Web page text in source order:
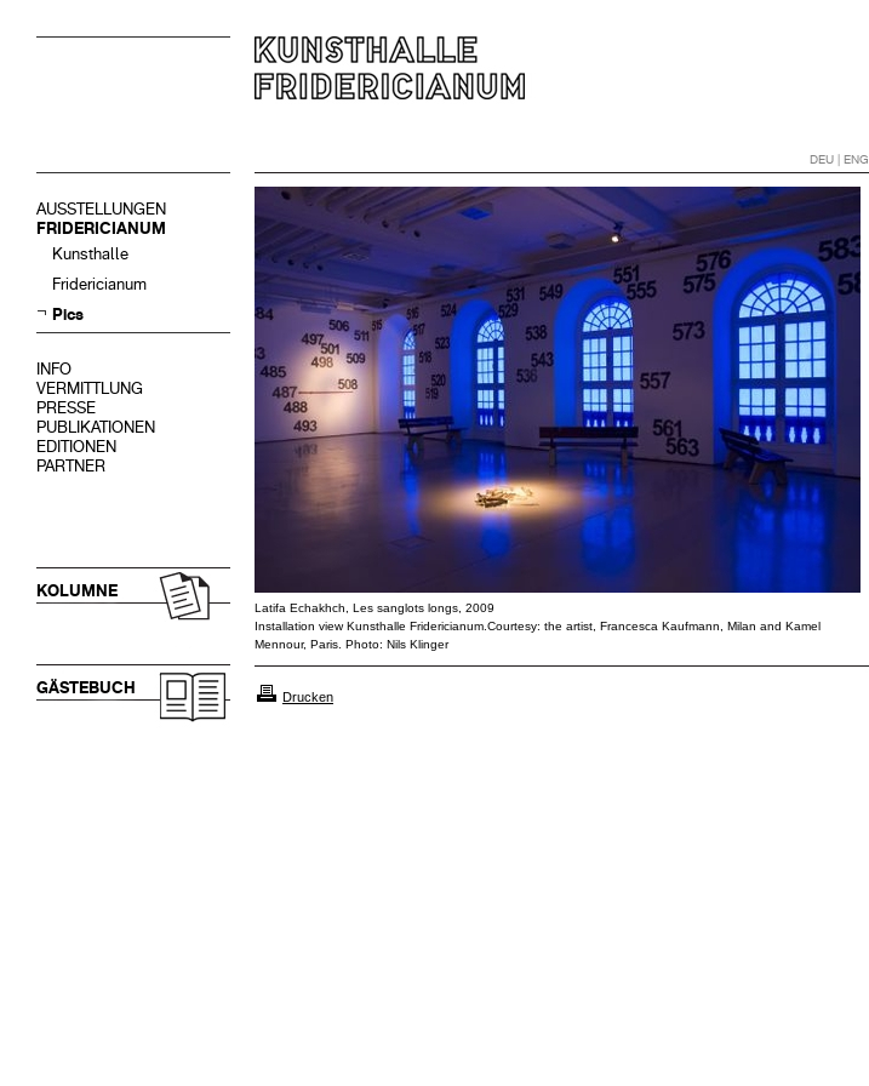
DEU | ENG
AUSSTELLUNGEN
FRIDERICIANUM
Kunsthalle
Fridericianum
Pics
INFO
VERMITTLUNG
PRESSE
PUBLIKATIONEN
EDITIONEN
PARTNER
KOLUMNE
GÄSTEBUCH
Latifa Echakhch, Les sanglots longs, 2009
Installation view Kunsthalle Fridericianum.Courtesy: the artist, Francesca Kaufmann, Milan and Kamel
Mennour, Paris. Photo: Nils Klinger
Drucken